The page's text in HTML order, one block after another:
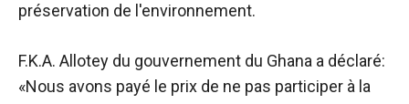
préservation de l'environnement.
F.K.A. Allotey du gouvernement du Ghana a déclaré:
«Nous avons payé le prix de ne pas participer à la